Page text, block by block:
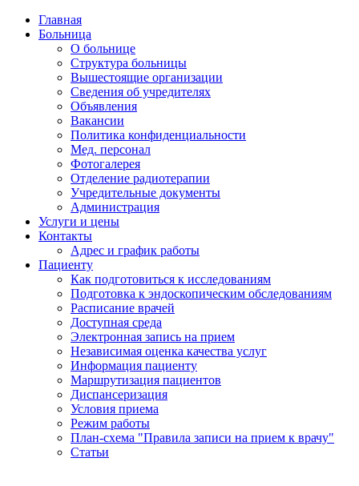
Главная
Больница
О больнице
Структура больницы
Вышестоящие организации
Сведения об учредителях
Объявления
Вакансии
Политика конфиденциальности
Мед. персонал
Фотогалерея
Отделение радиотерапии
Учредительные документы
Администрация
Услуги и цены
Контакты
Адрес и график работы
Пациенту
Как подготовиться к исследованиям
Подготовка к эндоскопическим обследованиям
Расписание врачей
Доступная среда
Электронная запись на прием
Независимая оценка качества услуг
Информация пациенту
Маршрутизация пациентов
Диспансеризация
Условия приема
Режим работы
План-схема "Правила записи на прием к врачу"
Статьи